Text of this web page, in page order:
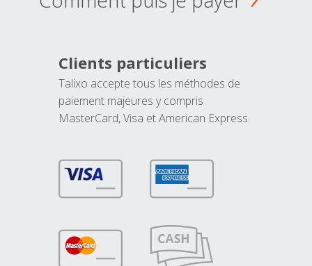
Clients particuliers
Talixo accepte tous les méthodes de
paiement majeures y compris
MasterCard, Visa et American Express.